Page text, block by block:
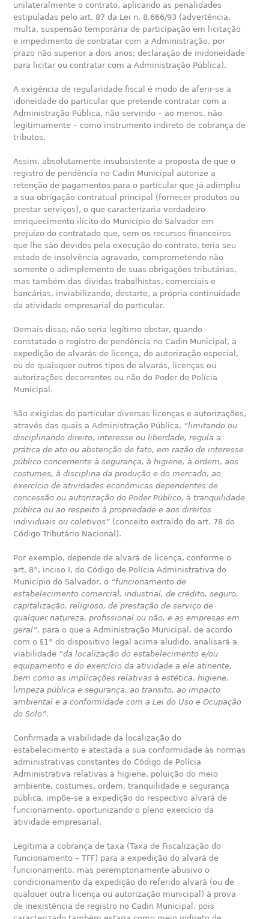
unilateralmente o contrato, aplicando as penalidades
estipuladas pelo art. 87 da Lei n. 8.666/93 (advertência,
multa, suspensão temporária de participação em licitação
e impedimento de contratar com a Administração, por
prazo não superior a dois anos; declaração de inidoneidade
para licitar ou contratar com a Administração Pública).
A exigência de regularidade fiscal é modo de aferir-se a
idoneidade do particular que pretende contratar com a
Administração Pública, não servindo – ao menos, não
legitimamente – como instrumento indireto de cobrança de
tributos.
Assim, absolutamente insubsistente a proposta de que o
registro de pendência no Cadin Municipal autorize a
retenção de pagamentos para o particular que já adimpliu
a sua obrigação contratual principal (fornecer produtos ou
prestar serviços), o que caracterizaria verdadeiro
enriquecimento ilícito do Município do Salvador em
prejuízo do contratado que, sem os recursos financeiros
que lhe são devidos pela execução do contrato, teria seu
estado de insolvência agravado, comprometendo não
somente o adimplemento de suas obrigações tributárias,
mas também das dívidas trabalhistas, comerciais e
bancárias, inviabilizando, destarte, a própria continuidade
da atividade empresarial do particular.
Demais disso, não seria legítimo obstar, quando
constatado o registro de pendência no Cadin Municipal, a
expedição de alvarás de licença, de autorização especial,
ou de quaisquer outros tipos de alvarás, licenças ou
autorizações decorrentes ou não do Poder de Polícia
Municipal.
São exigidas do particular diversas licenças e autorizações,
através das quais a Administração Pública, “limitando ou
disciplinando direito, interesse ou liberdade, regula a
prática de ato ou abstenção de fato, em razão de interesse
público concernente à segurança, à higiene, à ordem, aos
costumes, à disciplina da produção e do mercado, ao
exercício de atividades econômicas dependentes de
concessão ou autorização do Poder Público, à tranquilidade
pública ou ao respeito à propriedade e aos direitos
individuais ou coletivos” (conceito extraído do art. 78 do
Código Tributário Nacional).
Por exemplo, depende de alvará de licença, conforme o
art. 8°, inciso I, do Código de Polícia Administrativa do
Município do Salvador, o “funcionamento de
estabelecimento comercial, industrial, de crédito, seguro,
capitalização, religioso, de prestação de serviço de
qualquer natureza, profissional ou não, e as empresas em
geral”, para o que a Administração Municipal, de acordo
com o §1° do dispositivo legal acima aludido, analisará a
viabilidade “da localização do estabelecimento e/ou
equipamento e do exercício da atividade a ele atinente,
bem como as implicações relativas à estética, higiene,
limpeza pública e segurança, ao transito, ao impacto
ambiental e a conformidade com a Lei do Uso e Ocupação
do Solo”.
Confirmada a viabilidade da localização do
estabelecimento e atestada a sua conformidade às normas
administrativas constantes do Código de Polícia
Administrativa relativas à higiene, poluição do meio
ambiente, costumes, ordem, tranquilidade e segurança
pública, impõe-se a expedição do respectivo alvará de
funcionamento, oportunizando o pleno exercício da
atividade empresarial.
Legítima a cobrança de taxa (Taxa de Fiscalização do
Funcionamento – TFF) para a expedição do alvará de
funcionamento, mas peremptoriamente abusivo o
condicionamento da expedição do referido alvará (ou de
qualquer outra licença ou autorização municipal) à prova
de inexistência de registro no Cadin Municipal, pois